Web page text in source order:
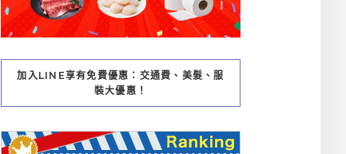
加入LINE享有免費優惠：交通費、美髮、服
裝大優惠！